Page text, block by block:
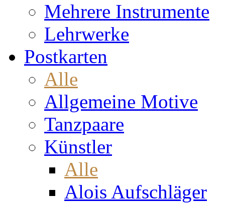
Mehrere Instrumente
Lehrwerke
Postkarten
Alle
Allgemeine Motive
Tanzpaare
Künstler
Alle
Alois Aufschläger